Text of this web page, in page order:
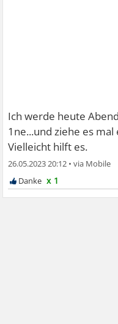
Ich werde heute
1ne...und ziehe es
Vielleicht hilft es.
26.05.2023 20:12 •
x 1